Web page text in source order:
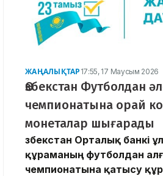
ЖАҢАЛЫҚТАР 17:55, 17 Маусым 2026
Өзбекстан Футболдан
чемпионатына орай
монеталар шығарады
Өзбекстан Орталық банкі
құраманың футболдан
чемпионатына қатысу